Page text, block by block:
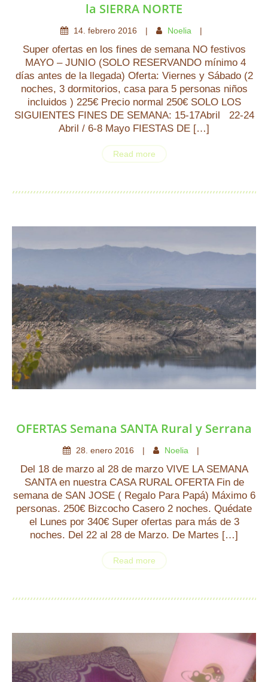
la SIERRA NORTE
14. febrero 2016 Noelia
Super ofertas en los fines de semana NO festivos
MAYO – JUNIO (SOLO RESERVANDO mínimo 4
días antes de la llegada) Oferta: Viernes y Sábado (2
noches, 3 dormitorios, casa para 5 personas niños
incluidos ) 225€ Precio normal 250€ SOLO LOS
SIGUIENTES FINES DE SEMANA: 15-17Abril 22-24
Abril / 6-8 Mayo FIESTAS DE […]
Read more
OFERTAS Semana SANTA Rural y Serrana
28 enero 2016 Noelia
Del 18 de marzo al 28 de marzo VIVE LA SEMANA
SANTA en nuestra CASA RURAL OFERTA Fin de
semana de SAN JOSE ( Regalo Para Papá) Máximo 6
personas. 250€ Bizcocho Casero 2 noches. Quédate
el Lunes por 340€ Super ofertas para más de 3
noches. Del 22 al 28 de Marzo. De Martes […]
Read more